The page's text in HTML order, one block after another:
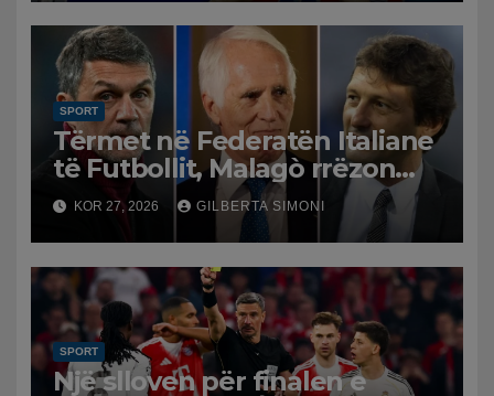
SPORT
Tërmet në Federatën Italiane
të Futbollit, Malagò rrëzon
Pirlon, Maldini-Leonardo drejt
dorëheqjes
KOR 27, 2026 GILBERTA SIMONI
SPORT
Një slloven për finalen e